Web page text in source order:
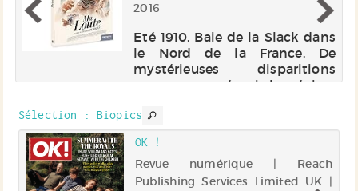
2016
Eté 1910, Baie de la Slack dans
le Nord de la France. De
mystérieuses disparitions
mettent en émoi la région.
Machin et son sagace Malfoy
(mal)mènent l'enquête. Ils se
retrouvent bien malgré eux, au
coeur d...
Sélection : Biopics
OK !
Revue numérique | Reach
Publishing Services Limited UK |